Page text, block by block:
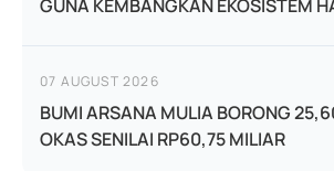
GUNA KEMBANGKAN EKOSISTEM
07 AUGUST 2026
BUMI ARSANA MULIA BORONG
OKAS SENILAI RP60,75 MILIAR